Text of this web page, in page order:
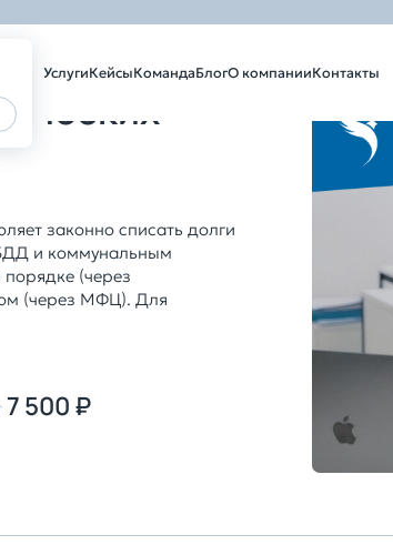
УслугиКейсыКомандаБлогО компанииКонтакты
законно списать долги
и коммунальным
(через
(через МФЦ). Для
7 500 ₽